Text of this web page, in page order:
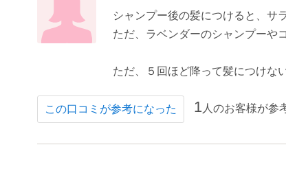
シャンプー後の髪につけると、サ
ただ、ラベンダーのシャンプーや
ただ、５回ほど降って髪につけな
この口コミが参考になった 1 人のお客様が参